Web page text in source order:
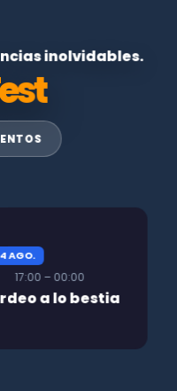
inolvidables.
AGO.
17:00 – 00:00
a lo bestia